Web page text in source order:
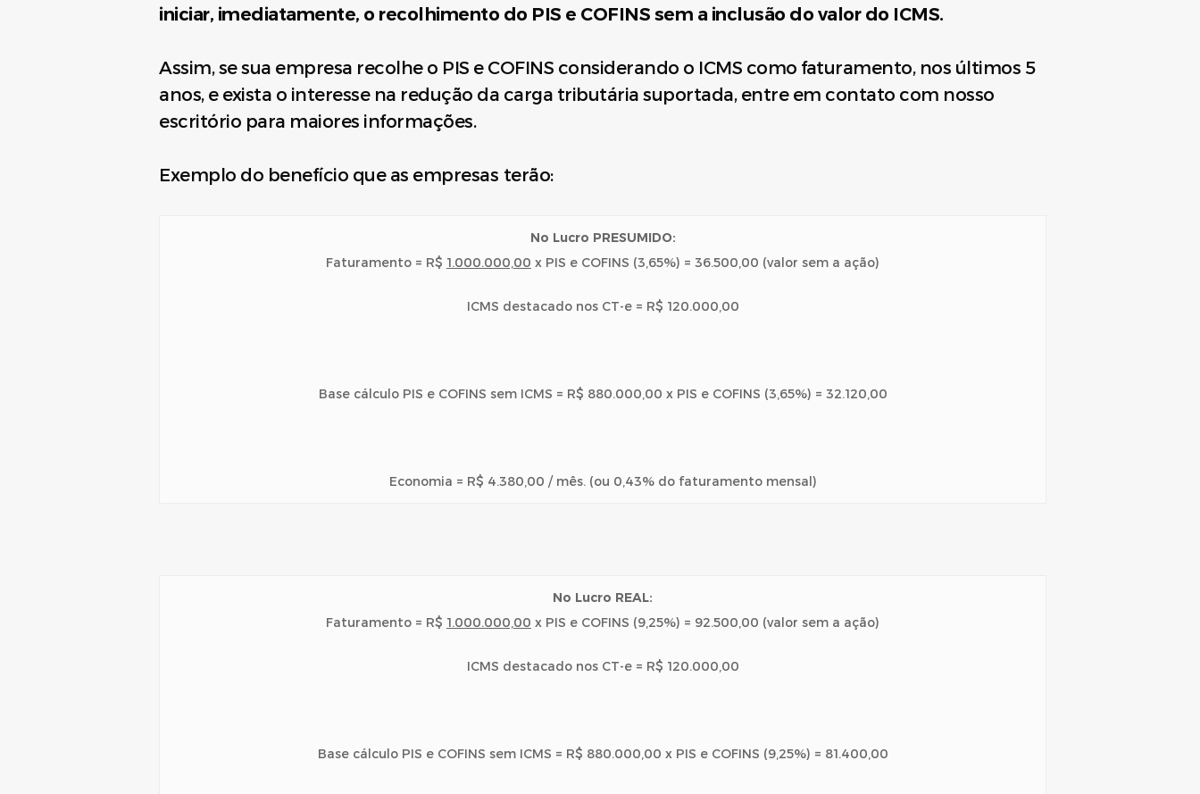
iniciar, imediatamente, o recolhimento do PIS e COFINS sem a inclusão do valor do ICMS.
Assim, se sua empresa recolhe o PIS e COFINS considerando o ICMS como faturamento, nos últimos 5
anos, e exista o interesse na redução da carga tributária suportada, entre em contato com nosso
escritório para maiores informações.
Exemplo do benefício que as empresas terão:
No Lucro PRESUMIDO:
Faturamento = R$ 1.000.000,00 x PIS e COFINS (3,65%) = 36.500,00 (valor sem a ação)
ICMS destacado nos CT-e = R$ 120.000,00
Base cálculo PIS e COFINS sem ICMS = R$ 880.000,00 x PIS e COFINS (3,65%) = 32.120,00
Economia = R$ 4.380,00 / mês. (ou 0,43% do faturamento mensal)
No Lucro REAL:
Faturamento = R$ 1.000.000,00 x PIS e COFINS (9,25%) = 92.500,00 (valor sem a ação)
ICMS destacado nos CT-e = R$ 120.000,00
Base cálculo PIS e COFINS sem ICMS = R$ 880.000,00 x PIS e COFINS (9,25%) = 81.400,00